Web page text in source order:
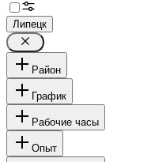
Липецк
Район
График
Рабочие часы
Опыт